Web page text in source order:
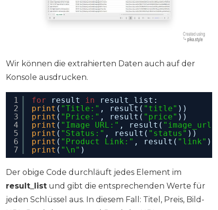
Wir können die extrahierten Daten auch auf der
Konsole ausdrucken.
1
2
3
4
5
6
7
for result in
result_list:
print ( "Title:" , result( "title" ))
print ( "Price:" , result( "price" ))
print ( "Image URL:" , result( "image_url"
print ( "Status:" , result( "status" ))
print ( "Product Link:" , result( "link" ))
print ( "\n" )
Der obige Code durchläuft jedes Element im
result_list und gibt die entsprechenden Werte für
jeden Schlüssel aus. In diesem Fall: Titel, Preis, Bild-